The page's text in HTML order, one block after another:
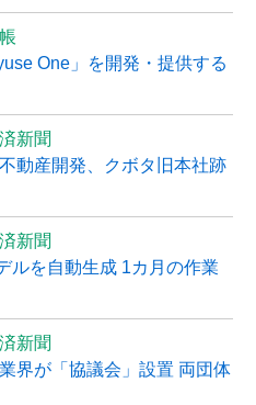
One」を開発・提供する
新聞
動産開発、クボタ旧本社跡
新聞
ルを自動生成 1カ月の作業
新聞
界が「協議会」設置 両団体